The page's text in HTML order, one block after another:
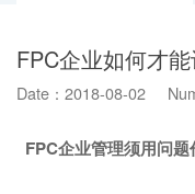
FPC企业如何才
Date：2018-08-02
FPC企业管理须用问